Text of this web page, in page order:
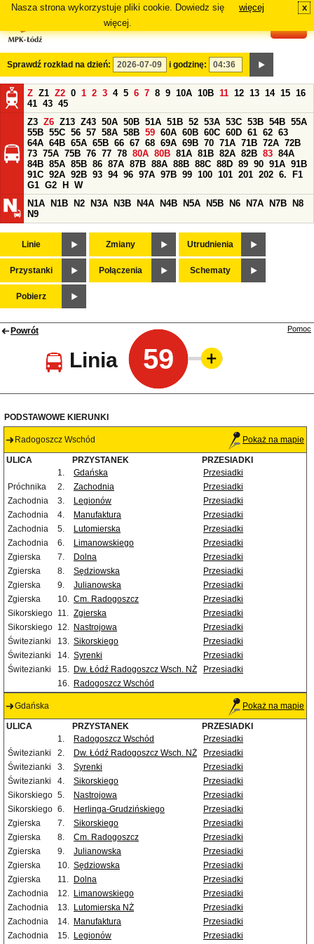
Nasza strona wykorzystuje pliki cookie. Dowiedz się
więcej.
więcej x
Sprawdź rozkład na dzień: i godzinę:
Z Z1 Z2 0 1 2 3 4 5 6 7 8 9 10A 10B 11 12 13 14 15 16
41 43 45
Z3 Z6 Z13 Z43 50A 50B 51A 51B 52 53A 53C 53B 54B 55A
55B 55C 56 57 58A 58B 59 60A 60B 60C 60D 61 62 63
64A 64B 65A 65B 66 67 68 69A 69B 70 71A 71B 72A 72B
73 75A 75B 76 77 78 80A 80B 81A 81B 82A 82B 83 84A
84B 85A 85B 86 87A 87B 88A 88B 88C 88D 89 90 91A 91B
91C 92A 92B 93 94 96 97A 97B 99 100 101 201 202 6.
F1
G1 G2 H
W
N1A
N1B N2 N3A N3B N4A N4B N5A N5B N6 N7A N7B
N8
N9
Linie Zmiany Utrudnienia
Przystanki Połączenia Schematy
Pobierz
Powrót
Linia 59
Pomoc
PODSTAWOWE KIERUNKI
Radogoszcz Wschód Pokaż na mapie
ULICA PRZYSTANEK
PRZESIADKI
1.
Gdańska
Przesiadki
Próchnika
2. Zachodnia
Przesiadki
Zachodnia
3. Legionów
Przesiadki
Zachodnia
4. Manufaktura
Przesiadki
Zachodnia
5. Lutomierska
Przesiadki
Zachodnia
6. Limanowskiego
Przesiadki
Zgierska
7. Dolna
Przesiadki
Zgierska
8. Sędziowska
Przesiadki
Zgierska
9. Julianowska
Przesiadki
Zgierska
10. Cm. Radogoszcz
Przesiadki
Sikorskiego 11. Zgierska
Przesiadki
Sikorskiego 12. Nastrojowa
Przesiadki
Świtezianki
13. Sikorskiego
Przesiadki
Świtezianki
14. Syrenki
Przesiadki
Świtezianki
15. Dw. Łódź Radogoszcz Wsch. NŻ
Przesiadki
16. Radogoszcz Wschód
Gdańska Pokaż na mapie
ULICA PRZYSTANEK
PRZESIADKI
1.
Radogoszcz Wschód
Przesiadki
Świtezianki
2. Dw. Łódź Radogoszcz Wsch. NŻ
Przesiadki
Świtezianki
3. Syrenki
Przesiadki
Świtezianki
4. Sikorskiego
Przesiadki
Sikorskiego 5. Nastrojowa
Przesiadki
Sikorskiego 6. Herlinga-Grudzińskiego
Przesiadki
Zgierska
7. Sikorskiego
Przesiadki
Zgierska
8. Cm. Radogoszcz
Przesiadki
Zgierska
9. Julianowska
Przesiadki
Zgierska
10. Sędziowska
Przesiadki
Zgierska
11. Dolna
Przesiadki
Zachodnia
12. Limanowskiego
Przesiadki
Zachodnia
13. Lutomierska NŻ
Przesiadki
Zachodnia
14. Manufaktura
Przesiadki
Zachodnia
15. Legionów Przesiadki